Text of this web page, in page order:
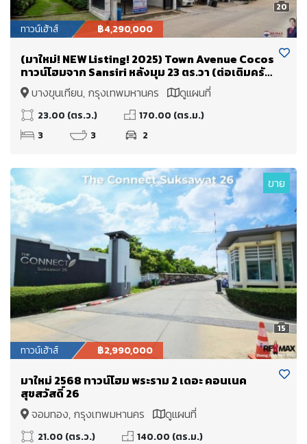
20
ทาวน์เฮ้าส์ ฿4,290,000
(มาใหม่! NEW Listing! 2025) Town Avenue Cocos
ทาวน์โฮมจาก Sansiri หลังมุม 23 ตร.วา (ต่อเติมครัว
ไทยไว้ให้แล้ว ครบ) พระรามสอง ซอย 50, แยก 7, ใกล้
Central พระรามสอง เพียง 700 เมตร [ราคาพิเศษ!]
บางขุนเทียน, กรุงเทพมหานคร ดูแผนที่
23.00 (ตร.ว.)
170.00 (ตร.ม.)
3
3 2
15
ขาย
ทาวน์เฮ้าส์ ฿2,990,000
มาใหม่ 2568 ทาวน์โฮม พระราม 2 เดอะ คอนเนค
สุขสวัสดิ์ 26
จอมทอง, กรุงเทพมหานคร
ดูแผนที่
21.00 (ตร.ว.)
140.00 (ตร.ม.)